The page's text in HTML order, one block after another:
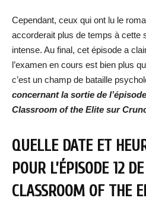
Cependant, ceux qui ont lu le
accorderait plus de temps à cette
intense. Au final, cet épisode a
l’examen en cours est bien plus
c’est un champ de bataille
concernant la sortie de
Classroom of the Elite sur
QUELLE DATE ET
POUR L’ÉPISODE 12
CLASSROOM OF THE